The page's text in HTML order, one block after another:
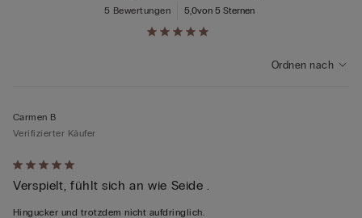
5,0von 5 Sternen
5 Bewertungen
Ordnen nach
Mit
5
von
Carmen B
Verifizierter Käufer
Verspielt, fühlt sich an wie Seide .
Hingucker und trotzdem nicht aufdringlich.